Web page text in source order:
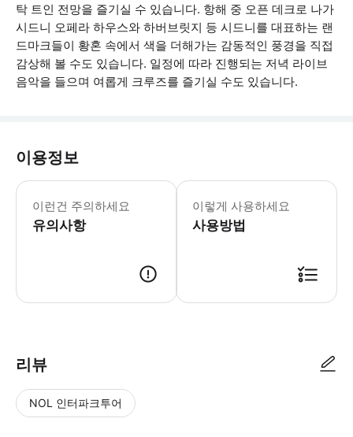
탁 트인 전망을 즐기실 수 있습니다. 항해 중 오픈 데크로 나가
시드니 오페라 하우스와 하버브릿지 등 시드니를 대표하는 랜
드마크들이 황혼 속에서 색을 더해가는 감동적인 풍경을 직접
감상해 볼 수도 있습니다. 일정에 따라 진행되는 저녁 라이브
음악을 들으며 여롭게 크루즈를 즐기실 수도 있습니다.
이용정보
이런건 주의하세요
유의사항
어린이 규정: - 4세 미만 어린이는 무
이렇게 사용하세요
사용방법
리뷰
NOL 인터파크투어